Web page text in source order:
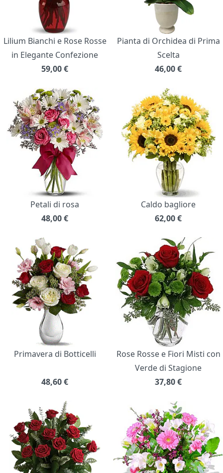
Lilium Bianchi e Rose Rosse
in Elegante Confezione
59,00€
Pianta di Orchidea di Prima
Scelta
46,00€
Petali di rosa
48,00€
Caldo bagliore
62,00€
Primavera di Botticelli
48,60€
Rose Rosse e Fiori Misti con
Verde di Stagione
37,80€